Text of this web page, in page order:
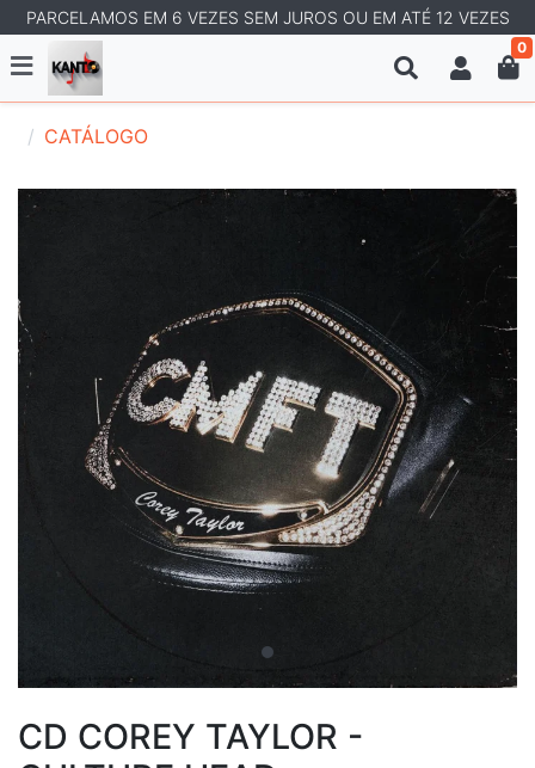
PARCELAMOS EM 6 VEZES SEM JUROS OU EM ATÉ 12 VEZES
0
CATÁLOGO
CD COREY TAYLOR -